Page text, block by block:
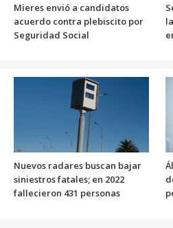
Mieres envió a candidatos
acuerdo contra plebiscito por
Seguridad Social
Nuevos radares buscan bajar
siniestros fatales; en 2022
fallecieron 431 personas